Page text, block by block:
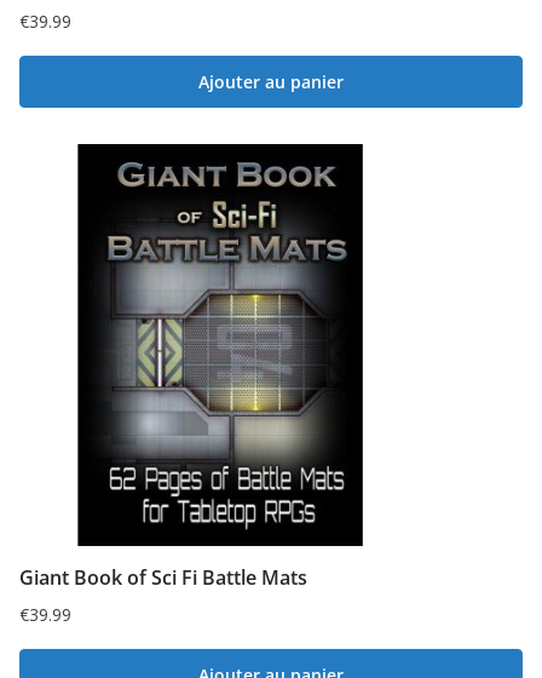
€39.99
Ajouter au panier
Giant Book of Sci Fi Battle Mats
€39.99